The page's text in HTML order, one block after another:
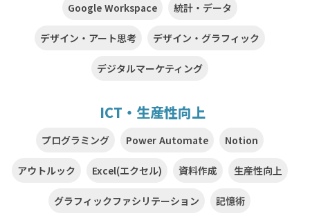
Google Workspace 統計・データ
デザイン・アート思考 デザイン・グラフィック
デジタルマーケティング
ICT・生産性向上
プログラミング Power Automate Notion
アウトルック Excel(エクセル) 資料作成 生産性向上
グラフィックファシリテーション 記憶術